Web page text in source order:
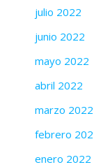
julio 2022
junio 2022
mayo 2022
abril 2022
marzo 2022
febrero
enero 2022